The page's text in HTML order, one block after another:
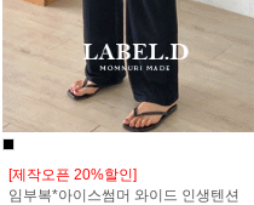
[제작오픈 20%할인]
임부복*아이스썸머 와이드 인생텐션